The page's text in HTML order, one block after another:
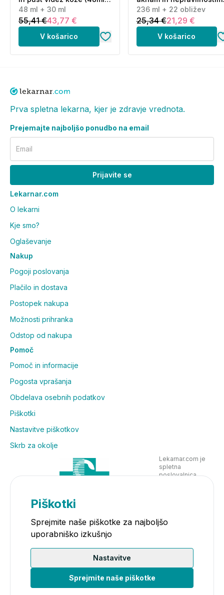
Pakiranje: 4,5 g
Sestavine (INCI):
Esters, Cetearyl Alcohol, Caprylic/Capric
Triglyceride, Bis-ethylhexyloxyphenol
Gossypium Herbaceum Seed Oil, Butyl
Methoxydibenzoylmethane, Diethylamino
Parkii Butter, Cocos Nucifera Oil, Aroma, Tocopheryl
Acetate, Persea Gratissima Oil, Polyglyceryl-2
Sesquioleate, Helianthus Annuus Hybrid Oil,
Chamomilla Recutita Flower Extract, Bis-diglyceryl
+ 30 ml)
48 ml + 30 ml
55,41 €43,77 €
V košarico
(236 ml + 22 obližev)
236 ml + 22 obližev
25,34 €21,29 €
V košarico
Prva spletna lekarna, kjer je zdravje vrednota.
Prejemajte najboljšo ponudbo na email
Email
Prijavite se
Lekarnar.com
O lekarni
Kje smo?
Oglaševanje
Nakup
Pogoji poslovanja
Plačilo in dostava
Postopek nakupa
Možnosti prihranka
Odstop od nakupa
Pomoč
Pomoč in informacije
Pogosta vprašanja
Obdelava osebnih podatkov
Piškotki
Nastavitve piškotkov
Skrb za okolje
Lekarnar.com je
spletna
poslovalnica
Piškotki
Sprejmite naše piškotke za najboljšo
uporabniško izkušnjo
Nastavitve
Sprejmite naše piškotke